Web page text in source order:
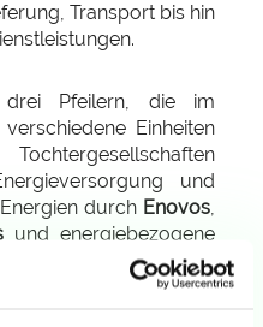
Transport bis hin
Pfeilern, die im
Einheiten
und
durch Enovos,
und energiebezogene
Produktion,
Mobilität...) durch